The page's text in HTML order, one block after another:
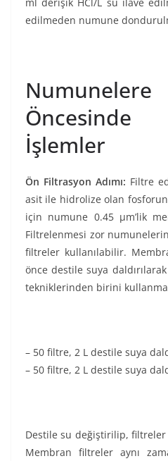
ml derişik HCl/L su ilave
edilmeden numune
Öncesinde
İşlemler
Ön Filtrasyon Adımı: Filtre
asit ile hidrolize olan
için numune 0.45 µm’lik
Filtrelenmesi zor
filtreler kullanılabilir.
önce destile suya daldırılarak
tekniklerinden birini
– 50 filtre, 2 L destile suya
– 50 filtre, 2 L destile suya
Destile su değiştirilip,
Membran filtreler aynı